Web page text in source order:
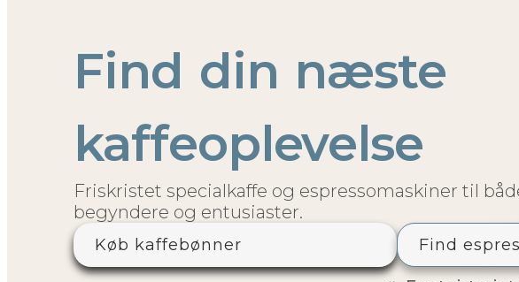
Find din næste
kaffeoplevelse
Friskristet specialkaffe og espressomaskiner til
begyndere og entusiaster.
Køb kaffebønner Find